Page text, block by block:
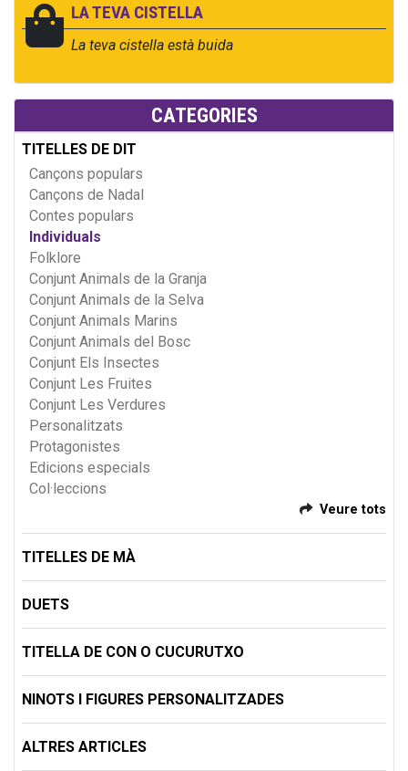
LA TEVA CISTELLA
La teva cistella està buida
CATEGORIES
TITELLES DE DIT
Cançons populars
Cançons de Nadal
Contes populars
Individuals
Folklore
Conjunt Animals de la Granja
Conjunt Animals de la Selva
Conjunt Animals Marins
Conjunt Animals del Bosc
Conjunt Els Insectes
Conjunt Les Fruites
Conjunt Les Verdures
Personalitzats
Protagonistes
Edicions especials
Col·leccions
Veure tots
TITELLES DE MÀ
DUETS
TITELLA DE CON O CUCURUTXO
NINOTS I FIGURES PERSONALITZADES
ALTRES ARTICLES